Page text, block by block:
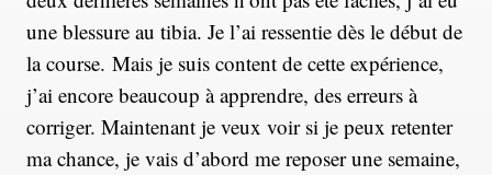
une blessure au tibia. Je l’ai ressentie dès le début de
la course. Mais je suis content de cette expérience,
j’ai encore beaucoup à apprendre, des erreurs à
corriger. Maintenant je veux voir si je peux retenter
ma chance, je vais d’abord me reposer une semaine,